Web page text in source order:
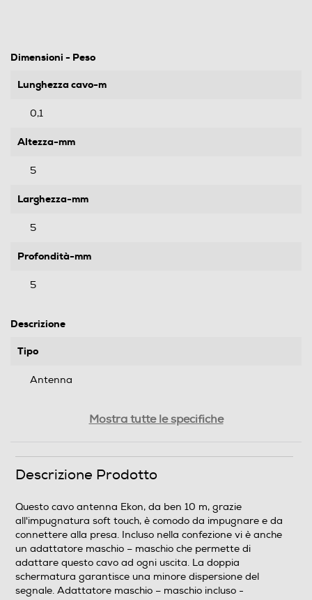
Dimensioni - Peso
Lunghezza cavo-m
0,1
Altezza-mm
5
Larghezza-mm
5
Profondità-mm
5
Descrizione
Tipo
Antenna
Schermato
Schermato
Descrizione attacchi
Mostra tutte le specifiche
Descrizione Prodotto
Questo cavo antenna Ekon, da ben 10 m, grazie
all'impugnatura soft touch, è comodo da impugnare e da
connettere alla presa. Incluso nella confezione vi è anche
un adattatore maschio – maschio che permette di
adattare questo cavo ad ogni uscita. La doppia
schermatura garantisce una minore dispersione del
segnale. Adattatore maschio – maschio incluso -